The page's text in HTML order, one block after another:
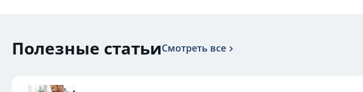
Полезные статьиСмотреть все